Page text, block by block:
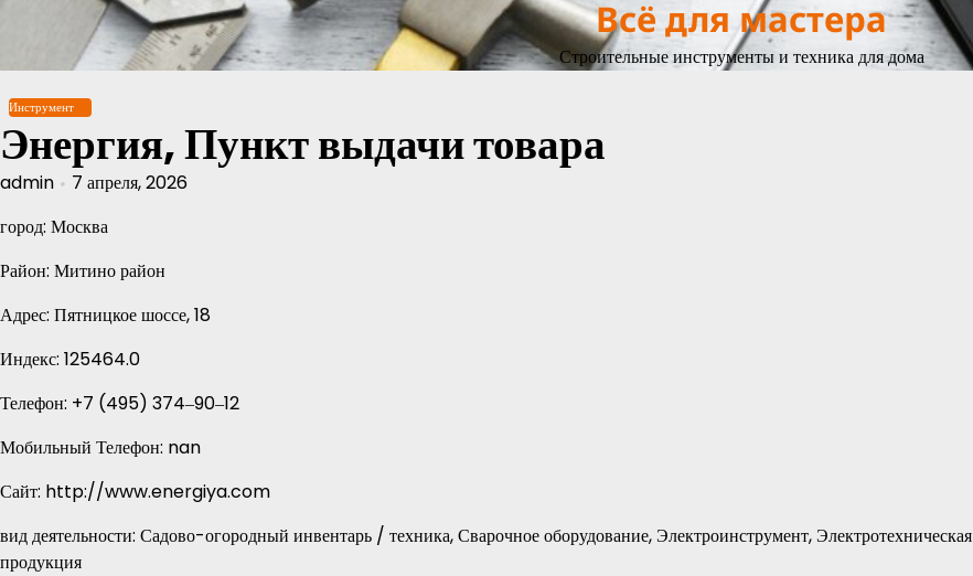
содержимому
Всё для мастера
Строительные инструменты и техника для дома
Инструмент
Энергия, Пункт выдачи товара
admin
7 апреля, 2026
город: Москва
Район: Митино район
Адрес: Пятницкое шоссе, 18
Индекс: 125464.0
Телефон: +7 (495) 374‒90‒12
Мобильный Телефон: nan
Сайт: http://www.energiya.com
вид деятельности: Садово-огородный инвентарь / техника, Сварочное оборудование, Электроинструмент, Электротехническая
продукция